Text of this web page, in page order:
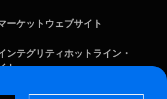
ーケットウェブサイト
ンテグリティホットライン・
ト